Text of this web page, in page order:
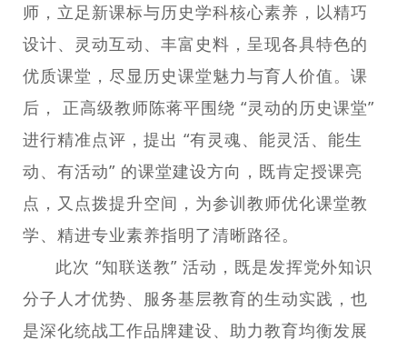
师，立足新课标与历史学科核心素养，以精巧
设计、灵动互动、丰富史料，呈现各具特色的
优质课堂，尽显历史课堂魅力与育人价值。课
后， 正高级教师陈蒋平围绕 “灵动的历史课堂”
进行精准点评，提出 “有灵魂、能灵活、能生
动、有活动” 的课堂建设方向，既肯定授课亮
点，又点拨提升空间，为参训教师优化课堂教
学、精进专业素养指明了清晰路径。
此次 “知联送教” 活动，既是发挥党外知识
分子人才优势、服务基层教育的生动实践，也
是深化统战工作品牌建设、助力教育均衡发展